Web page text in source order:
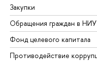
Закупки
Обращения граждан в
Фонд целевого капитала
Противодействие